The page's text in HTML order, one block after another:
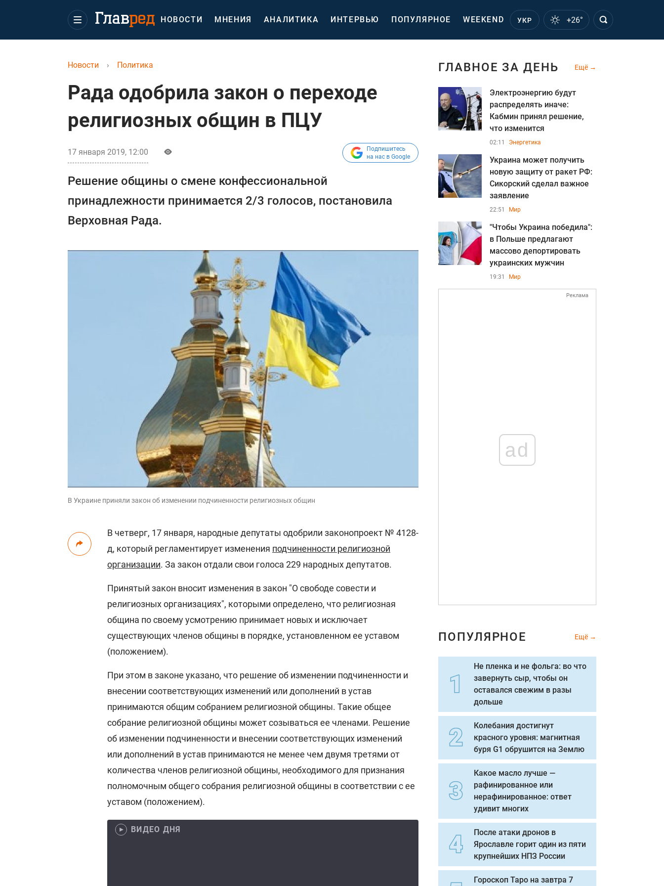
НОВОСТИ МНЕНИЯ АНАЛИТИКА ИНТЕРВЬЮ ПОПУЛЯРНОЕ WEEKEND УКР +26°
Новости › Политика
Рада одобрила закон о переходе
религиозных общин в ПЦУ
17 января 2019, 12:00
Подпишитесь
на нас в Google
Решение общины о смене конфессиональной
принадлежности принимается 2/3 голосов, постановила
Верховная Рада.
В Украине приняли закон об изменении подчиненности религиозных общин
В четверг, 17 января, народные депутаты одобрили законопроект № 4128-
д, который регламентирует изменения подчиненности религиозной
организации. За закон отдали свои голоса 229 народных депутатов.
Принятый закон вносит изменения в закон "О свободе совести и
религиозных организациях", которыми определено, что религиозная
община по своему усмотрению принимает новых и исключает
существующих членов общины в порядке, установленном ее уставом
(положением).
При этом в законе указано, что решение об изменении подчиненности и
внесении соответствующих изменений или дополнений в устав
принимаются общим собранием религиозной общины. Такие общее
собрание религиозной общины может созываться ее членами. Решение
об изменении подчиненности и внесении соответствующих изменений
или дополнений в устав принимаются не менее чем двумя третями от
количества членов религиозной общины, необходимого для признания
полномочным общего собрания религиозной общины в соответствии с ее
уставом (положением).
ВИДЕО ДНЯ
ГЛАВНОЕ ЗА ДЕНЬ Ещё
Электроэнергию будут
распределять иначе:
Кабмин принял решение,
что изменится
02:11 Энергетика
Украина может получить
новую защиту от ракет РФ:
Сикорский сделал важное
заявление
22:51 Мир
"Чтобы Украина победила":
в Польше предлагают
массово депортировать
украинских мужчин
19:31 Мир
Реклама
ad
ПОПУЛЯРНОЕ Ещё
Не пленка и не фольга: во что
завернуть сыр, чтобы он
оставался свежим в разы
дольше
Колебания достигнут
красного уровня: магнитная
буря G1 обрушится на Землю
Какое масло лучше —
рафинированное или
нерафинированное: ответ
удивит многих
После атаки дронов в
Ярославле горит один из пяти
крупнейших НПЗ России
Гороскоп Таро на завтра 7